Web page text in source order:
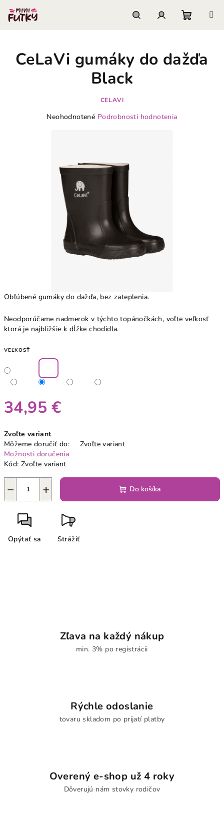
obsah
košík
Obľúbené gumáky do dažďa, bez zateplenia.
Neodporúčame nadmerok v týchto topánočkách, voľte veľkosť
ktorá je najbližšie k dĺžke chodidla.
VEĽKOSŤ
34,95 €
cena:
Zvoľte variant
Môžeme doručiť do:
Zvoľte variant
Možnosti doručenia
Kód: Zvoľte variant
+
− Do košíka
Opýtať sa Strážiť
CeLaVi gumáky do dažďa
Black
CELAVI
Priemerné
hviezdičiek.
Neohodnotené Podrobnosti hodnotenia
Zľava na každý nákup
min. 3% po registrácii
Rýchle odoslanie
tovaru skladom po prijatí platby
Overený e-shop už 4 roky
Dôverujú nám stovky rodičov